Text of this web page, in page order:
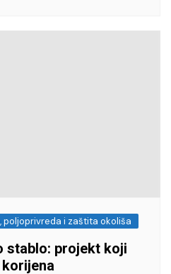
i zaštita okoliša
stablo: projekt koji